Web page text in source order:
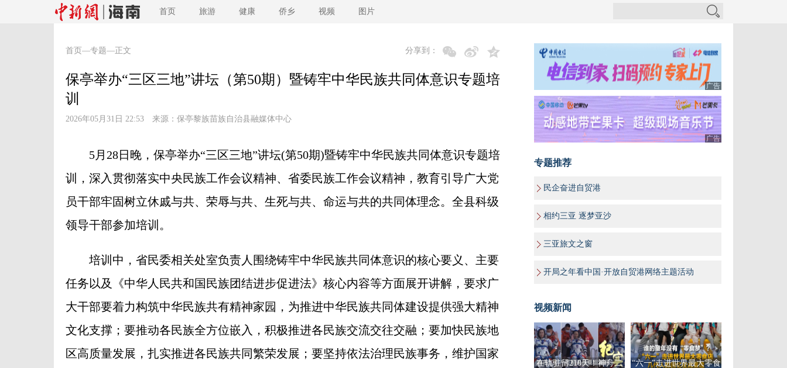
首页 旅游 健康 侨乡 视频 图片
首页 —专题—正文 分享到：
保亭举办“三区三地”讲坛（第50期）暨铸牢中华民族共同体意识专题培
训
2026年05月31日 22:53 来源： 保亭黎族苗族自治县融媒体中心
5月28日晚，保亭举办“三区三地”讲坛(第50期)暨铸牢中华民族共同体意识专题培
训，深入贯彻落实中央民族工作会议精神、省委民族工作会议精神，教育引导广大党
员干部牢固树立休戚与共、荣辱与共、生死与共、命运与共的共同体理念。全县科级
领导干部参加培训。
培训中，省民委相关处室负责人围绕铸牢中华民族共同体意识的核心要义、主要
任务以及《中华人民共和国民族团结进步促进法》核心内容等方面展开讲解，要求广
大干部要着力构筑中华民族共有精神家园，为推进中华民族共同体建设提供强大精神
文化支撑；要推动各民族全方位嵌入，积极推进各民族交流交往交融；要加快民族地
区高质量发展，扎实推进各民族共同繁荣发展；要坚持依法治理民族事务，维护国家
广告
广告
专题推荐
民企奋进自贸港
相约三亚 逐梦亚沙
三亚旅文之窗
开局之年看中国·开放自贸港网络主题活动
视频新闻
在轨驻留210天！神舟二
“六一”走进世界最大零食